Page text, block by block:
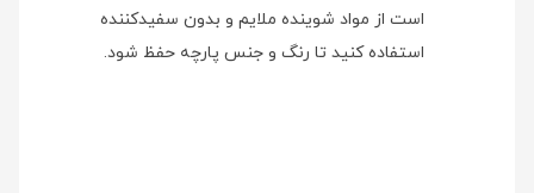
است از مواد شوینده ملایم و بدون سفیدکننده
استفاده کنید تا رنگ و جنس پارچه حفظ شود.